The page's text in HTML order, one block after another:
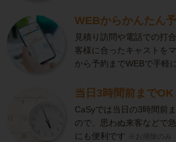
WEBからかんたん
見積り訪問や電話での打
客様に合ったキャストを
から予約までWEBで手軽
当日3時間前までOK
CaSyでは当日の3時間前
ので、思わぬ来客などで
にも便利です ※お掃除のみ